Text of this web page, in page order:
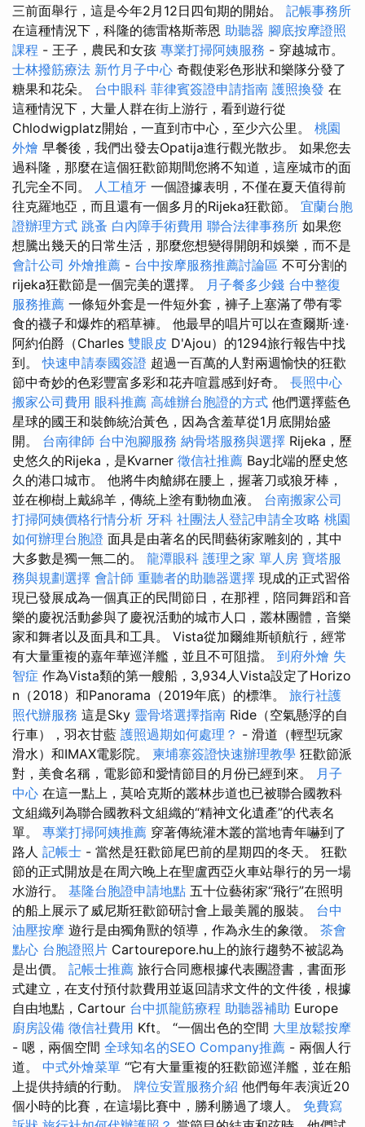
三前面舉行，這是今年2月12日四旬期的開始。 記帳事務所
在這種情況下，科隆的德雷格斯蒂恩 助聽器 腳底按摩證照
課程 - 王子，農民和女孩 專業打掃阿姨服務 - 穿越城市。
士林撥筋療法 新竹月子中心 奇觀使彩色形狀和樂隊分發了
糖果和花朵。 台中眼科 菲律賓簽證申請指南 護照換發 在
這種情況下，大量人群在街上游行，看到遊行從
Chlodwigplatz開始，一直到市中心，至少六公里。 桃園
外燴 早餐後，我們出發去Opatija進行觀光散步。 如果您去
過科隆，那麼在這個狂歡節期間您將不知道，這座城市的面
孔完全不同。
人工植牙 一個證據表明，不僅在夏天值得前
往克羅地亞，而且還有一個多月的Rijeka狂歡節。 宜蘭台胞
證辦理方式 跳蚤 白內障手術費用 聯合法律事務所 如果您
想騰出幾天的日常生活，那麼您想變得開朗和娛樂，而不是
會計公司 外燴推薦 - 台中按摩服務推薦討論區 不可分割的
rijeka狂歡節是一個完美的選擇。
月子餐多少錢 台中整復
服務推薦 一條短外套是一件短外套，褲子上塞滿了帶有零
食的襪子和爆炸的稻草褲。 他最早的唱片可以在查爾斯·達·
阿約伯爵（Charles 雙眼皮 D'Ajou）的1294旅行報告中找
到。快速申請泰國簽證 超過一百萬的人對兩週愉快的狂歡
節中奇妙的色彩豐富多彩和花卉喧囂感到好奇。 長照中心
搬家公司費用 眼科推薦 高雄辦台胞證的方式 他們選擇藍色
星球的國王和裝飾統治黃色，因為含羞草從1月底開始盛
開。 台南律師 台中泡腳服務 納骨塔服務與選擇 Rijeka，歷
史悠久的Rijeka，是Kvarner 徵信社推薦 Bay北端的歷史悠
久的港口城市。 他將牛肉艙綁在腰上，握著刀或狼牙棒，
並在柳樹上戴綿羊，傳統上塗有動物血液。 台南搬家公司
打掃阿姨價格行情分析 牙科 社團法人登記申請全攻略 桃園
如何辦理台胞證 面具是由著名的民間藝術家雕刻的，其中
大多數是獨一無二的。 龍潭眼科 護理之家 單人房 寶塔服
務與規劃選擇 會計師 重聽者的助聽器選擇 現成的正式習俗
現已發展成為一個真正的民間節日，在那裡，陪同舞蹈和音
樂的慶祝活動參與了慶祝活動的城市人口，叢林團體，音樂
家和舞者以及面具和工具。 Vista從加爾維斯頓航行，經常
有大量重複的嘉年華巡洋艦，並且不可阻擋。 到府外燴 失
智症 作為Vista類的第一艘船，3,934人Vista設定了Horizo​​
n（2018）和Panorama（2019年底）的標準。 旅行社護
照代辦服務 這是Sky 靈骨塔選擇指南 Ride（空氣懸浮的自
行車），羽衣甘藍 護照過期如何處理？ - 滑道（輕型玩家
滑水）和IMAX電影院。 柬埔寨簽證快速辦理教學 狂歡節派
對，美食名稱，電影節和愛情節目的月份已經到來。
月子
中心 在這一點上，莫哈克斯的叢林步道也已被聯合國教科
文組織列為聯合國教科文組織的“精神文化遺產”的代表名
單。 專業打掃阿姨推薦 穿著傳統灌木叢的當地青年嚇到了
路人 記帳士 - 當然是狂歡節尾巴前的星期四的冬天。 狂歡
節的正式開放是在周六晚上在聖盧西亞火車站舉行的另一場
水游行。 基隆台胞證申請地點 五十位藝術家“飛行”在照明
的船上展示了威尼斯狂歡節研討會上最美麗的服裝。 台中
油壓按摩 遊行是由獨角獸的領導，作為永生的象徵。 茶會
點心 台胞證照片 Cartourepore.hu上的旅行趨勢不被認為
是出價。 記帳士推薦 旅行合同應根據代表團證書，書面形
式建立，在支付預付款費用並返回請求文件的文件後，根據
自由地點，Cartour 台中抓龍筋療程 助聽器補助 Europe
廚房設備 徵信社費用 Kft。 “一個出色的空間 大里放鬆按摩
- 嗯，兩個空間 全球知名的SEO Company推薦 - 兩個人行
道。 中式外燴菜單 “它有大量重複的狂歡節巡洋艦，並在船
上提供持續的行動。 牌位安置服務介紹 他們每年表演近20
個小時的比賽，在這場比賽中，勝利勝過了壞人。 免費寫